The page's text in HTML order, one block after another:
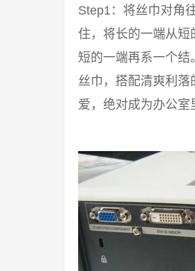
Step1：将丝巾对角
住，将长的一端从
短的一端再系一个结
丝巾，搭配清爽利落
爱，绝对成为办公室